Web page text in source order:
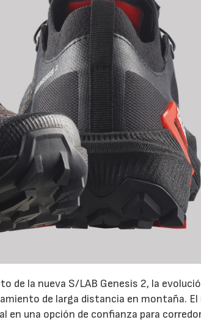
de la nueva S/LAB Genesis 2, la
de larga distancia en montaña. El
una opción de confianza para